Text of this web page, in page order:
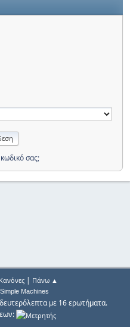
σας;
| Πάνω ▲
Simple Machines
με 16 ερωτήματα.